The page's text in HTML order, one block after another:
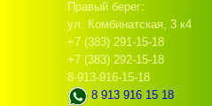
Правый берег:
ул. Комбинатская, 3 к4
+7 (383) 291-15-18
+7 (383) 292-15-18
8-913-916-15-18
8 913 916 15 18